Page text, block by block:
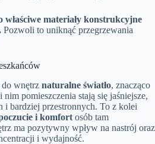
właściwe materiały konstrukcyjne
Pozwoli to uniknąć przegrzewania
wnętrz naturalne światło, znacząco
pomieszczenia stają się jaśniejsze,
i bardziej przestronnych. To z kolei
i komfort osób tam
ma pozytywny wpływ na nastrój oraz
i wydajność.